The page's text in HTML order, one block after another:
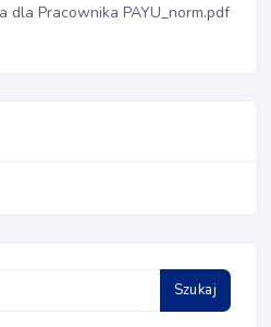
dla Pracownika PAYU_norm.pdf
Szukaj